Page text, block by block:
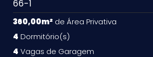
66-1
360,00m² de Área Privativa
4 Dormitório(s)
4 Vagas de Garagem